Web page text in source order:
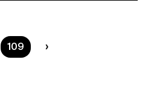
Ste na strane
109